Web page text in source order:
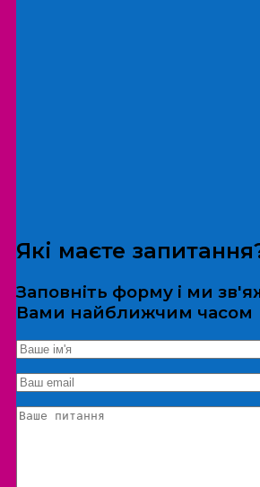
*Дані не передаються
Екскурсія/локація
Які маєте
Заповніть форму і ми
Вами найближчим часом